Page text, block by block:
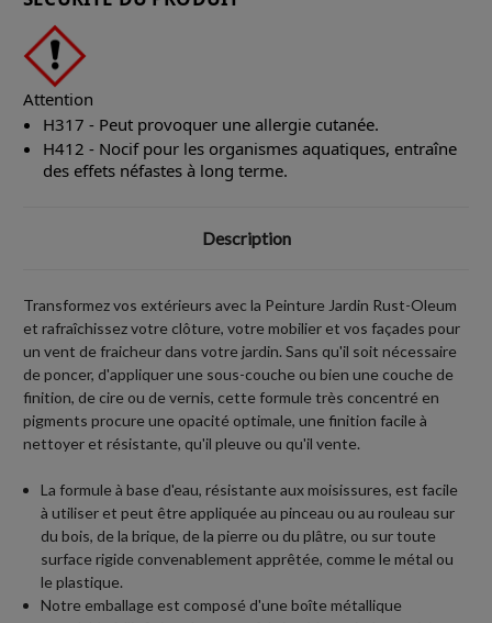
Attention
H317 - Peut provoquer une allergie cutanée.
H412 - Nocif pour les organismes aquatiques, entraîne
des effets néfastes à long terme.
Description
Transformez vos extérieurs avec la Peinture Jardin Rust-Oleum
et rafraîchissez votre clôture, votre mobilier et vos façades pour
un vent de fraicheur dans votre jardin. Sans qu'il soit nécessaire
de poncer, d'appliquer une sous-couche ou bien une couche de
finition, de cire ou de vernis, cette formule très concentré en
pigments procure une opacité optimale, une finition facile à
nettoyer et résistante, qu'il pleuve ou qu'il vente.
La formule à base d'eau, résistante aux moisissures, est facile
à utiliser et peut être appliquée au pinceau ou au rouleau sur
du bois, de la brique, de la pierre ou du plâtre, ou sur toute
surface rigide convenablement apprêtée, comme le métal ou
le plastique.
Notre emballage est composé d'une boîte métallique